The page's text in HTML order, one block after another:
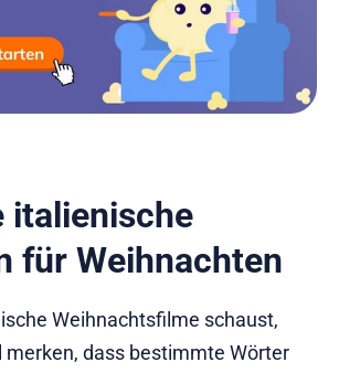
italienische
für Weihnachten
Weihnachtsfilme schaust,
merken, dass bestimmte Wörter